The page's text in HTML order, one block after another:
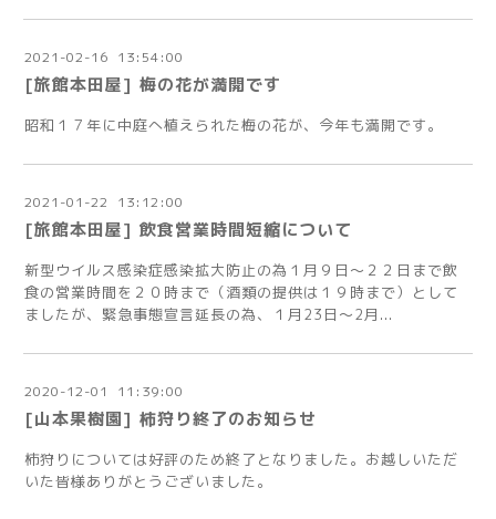
2021 -02-16 13:54:00
[旅館本田屋] 梅の花が満開です
昭和１７年に中庭へ植えられた梅の花が、今年も満開です。
2021 -01 -22 13:12:00
[旅館本田屋] 飲食営業時間短縮について
新型ウイルス感染症感染拡大防止の為１月９日～２２日まで飲
食の営業時間を２０時まで（酒類の提供は１９時まで）として
ましたが、緊急事態宣言延長の為、１月23日～2月...
2020-12-01 11:39:00
[山本果樹園] 柿狩り終了のお知らせ
柿狩りについては好評のため終了となりました。お越しいただ
いた皆様ありがとうございました。